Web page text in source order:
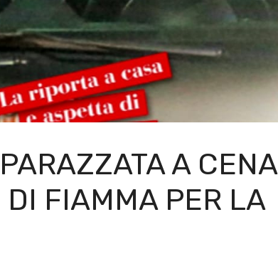
A CENA
DI FIAMMA PER LA